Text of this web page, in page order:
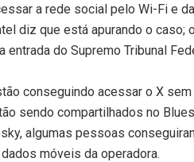
a rede social pelo Wi-Fi e
diz que está apurando o caso;
entrada do Supremo Tribunal
conseguindo acessar o X
sendo compartilhados no
algumas pessoas
móveis da operadora.